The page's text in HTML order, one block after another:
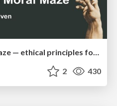
Navigating the moral maze — ethical principles for Al-driven product design
2 430